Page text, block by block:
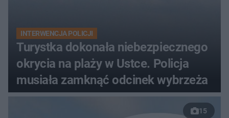
INTERWENCJA POLICJI
Turystka dokonała niebezpiecznego
okrycia na plaży w Ustce. Policja
musiała zamknąć odcinek wybrzeża
15